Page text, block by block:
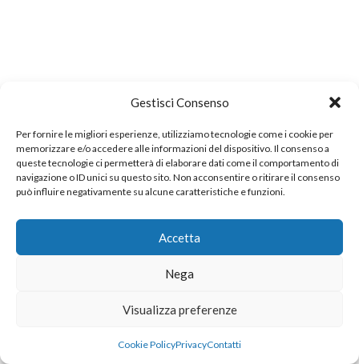
Gestisci Consenso
Per fornire le migliori esperienze, utilizziamo tecnologie come i cookie per
memorizzare e/o accedere alle informazioni del dispositivo. Il consenso a
queste tecnologie ci permetterà di elaborare dati come il comportamento di
navigazione o ID unici su questo sito. Non acconsentire o ritirare il consenso
può influire negativamente su alcune caratteristiche e funzioni.
Accetta
Nega
Visualizza preferenze
Cookie PolicyPrivacyContatti